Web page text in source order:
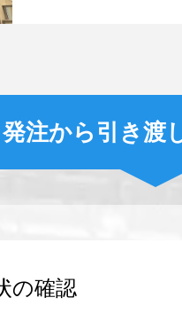
発注から引き渡
の確認